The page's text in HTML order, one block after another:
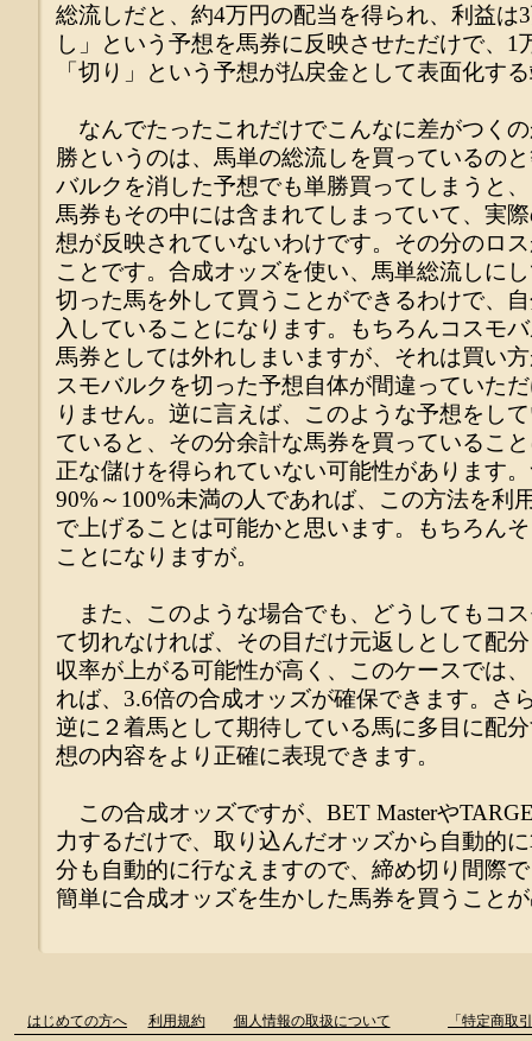
総流しだと、約4万円の配当を得られ、利益は
し」という予想を馬券に反映させただけで、1
「切り」という予想が払戻金として表面化す
なんでたったこれだけでこんなに差がつく
勝というのは、馬単の総流しを買っているの
バルクを消した予想でも単勝買ってしまうと
馬券もその中には含まれてしまっていて、実
想が反映されていないわけです。その分のロ
ことです。合成オッズを使い、馬単総流しに
切った馬を外して買うことができるわけで、
入していることになります。もちろんコスモ
馬券としては外れしまいますが、それは買い
スモバルクを切った予想自体が間違っていた
りません。逆に言えば、このような予想をし
ていると、その分余計な馬券を買っているこ
正な儲けを得られていない可能性があります
90%～100%未満の人であれば、この方法を利
で上げることは可能かと思います。もちろん
ことになりますが。
また、このような場合でも、どうしてもコ
て切れなければ、その目だけ元返しとして配
収率が上がる可能性が高く、このケースでは
れば、3.6倍の合成オッズが確保できます。さ
逆に２着馬として期待している馬に多目に配
想の内容をより正確に表現できます。
この合成オッズですが、BET Masterや
力するだけで、取り込んだオッズから自動的
分も自動的に行なえますので、締め切り間際
簡単に合成オッズを生かした馬券を買うこと
はじめての方へ 利用規約 個人情報の取扱について 「特定商取